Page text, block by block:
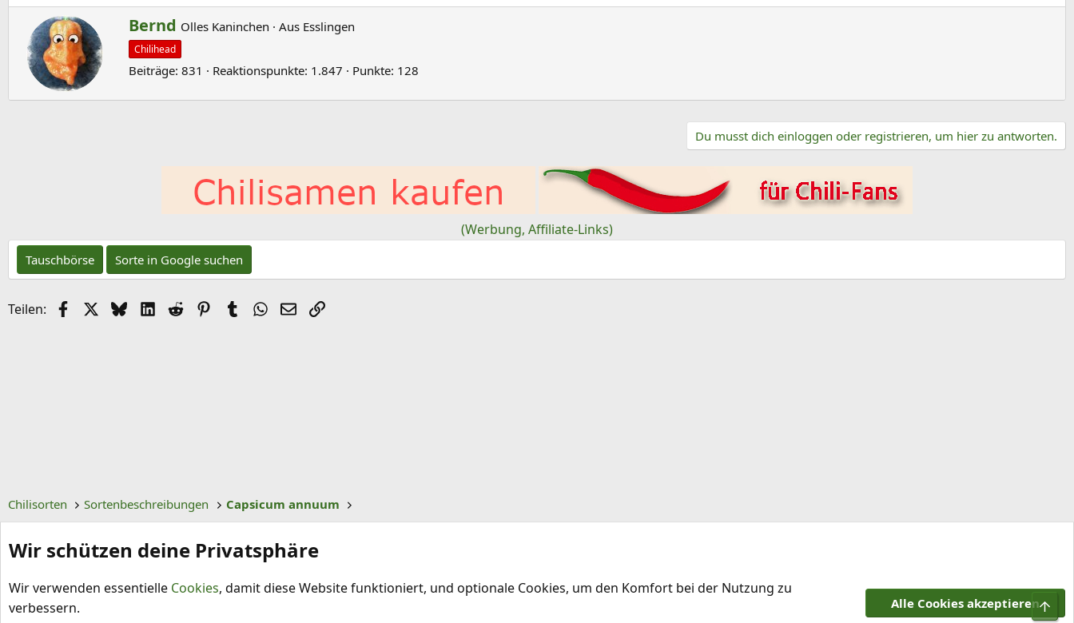
e
k
o
G
e
s
c
h
n
Bernd Olles Kaninchen · Aus Esslingen
Chilihead
Beiträge 831 Reaktionspunkte 1.847 Punkte 128
Du musst dich einloggen oder registrieren, um hier zu antworten.
(Werbung, Affiliate-Links)
Tauschbörse Sorte in Google suchen
Teilen: FacebookX (Twitter)
BlueskyLinkedIn
Reddit PinterestTumblrWhatsApp
E-MailLink
Chilisorten Sortenbeschreibungen Capsicum annuum
Wir schützen deine Privatsphäre
Wir verwenden essentielle Cookies, damit diese Website funktioniert, und optionale Cookies, um den Komfort bei der Nutzung zu
verbessern.
Alle Cookies akzeptieren